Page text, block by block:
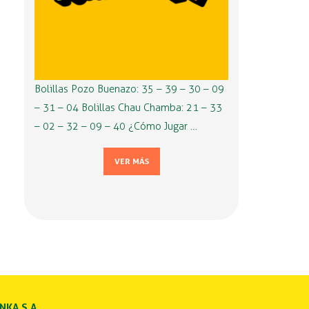
Bolillas Pozo Buenazo: 35 – 39 – 30 – 09
– 31 – 04 Bolillas Chau Chamba: 21 – 33
– 02 – 32 – 09 – 40 ¿Cómo Jugar …
VER MÁS